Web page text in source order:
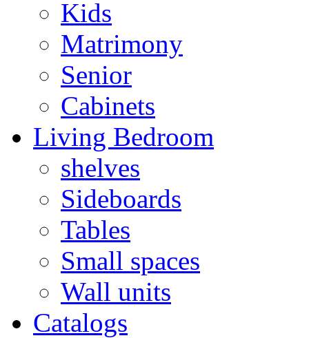
Kids
Matrimony
Senior
Cabinets
Living Bedroom
shelves
Sideboards
Tables
Small spaces
Wall units
Catalogs